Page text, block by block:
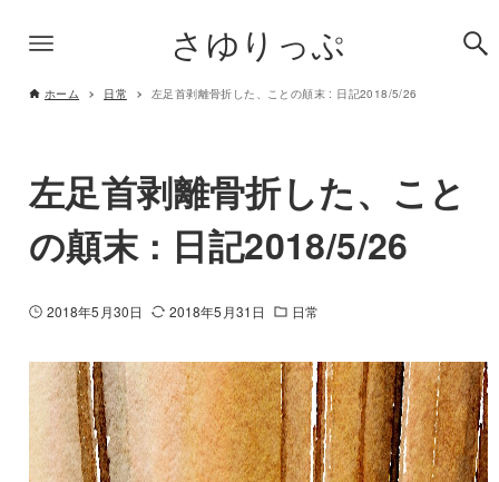
さゆりっぷ
ホーム 日常 左足首剥離骨折した、ことの顛末 : 日記2018/5/26
左足首剥離骨折した、こと
の顛末 : 日記2018/5/26
2018年5月30日 2018年5月31日 日常